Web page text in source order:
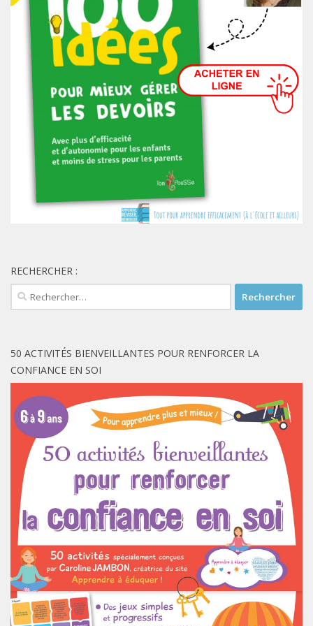
RECHERCHER :
Rechercher :
50 ACTIVITÉS BIENVEILLANTES POUR RENFORCER LA
CONFIANCE EN SOI